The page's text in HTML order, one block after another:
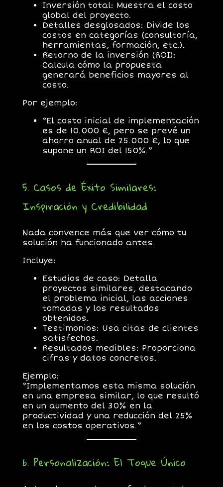
Inversión total: Muestra el costo
global del proyecto.
Detalles desglosados: Divide los
costos en categorías (consultoría,
herramientas, formación, etc.).
Retorno de la inversión (ROI):
Calcula cómo la propuesta
generará beneficios mayores al
costo.
Por ejemplo:
“El costo inicial de implementación
es de 10.000 €, pero se prevé un
ahorro anual de 25.000 €, lo que
supone un ROI del 150%.”
5. Casos de Éxito Similares:
Inspiración y Credibilidad
Nada convence más que ver cómo tu
solución ha funcionado antes.
Incluye:
Estudios de caso: Detalla
proyectos similares, destacando
el problema inicial, las acciones
tomadas y los resultados
obtenidos.
Testimonios: Usa citas de clientes
satisfechos.
Resultados medibles: Proporciona
cifras y datos concretos.
Ejemplo:
“Implementamos esta misma solución
en una empresa similar, lo que resultó
en un aumento del 30% en la
productividad y una reducción del 25%
en los costos operativos.”
6. Personalización: El Toque Único